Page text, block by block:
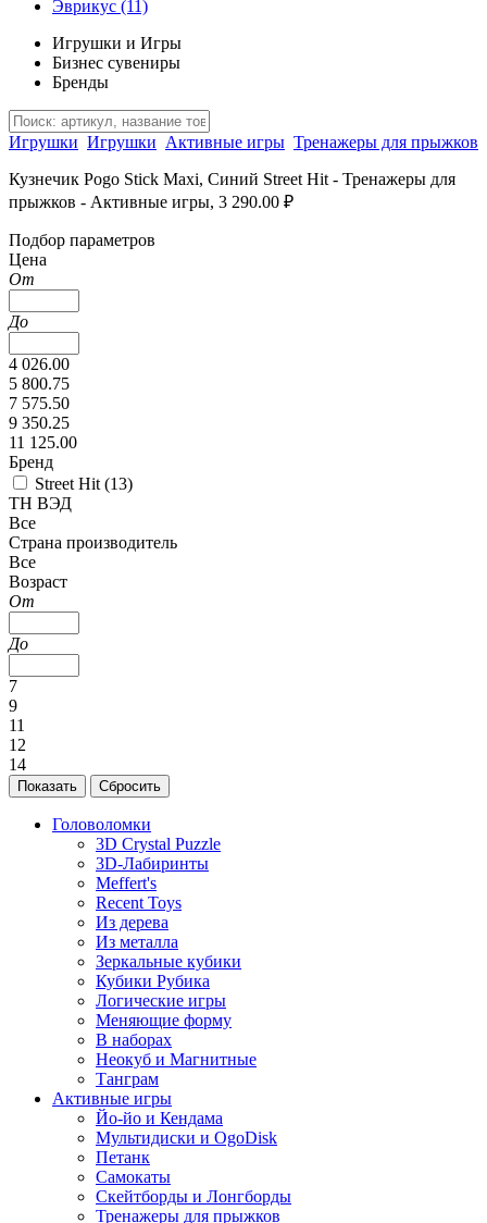
Эврикус (11)
Игрушки и Игры
Бизнес сувениры
Бренды
Игрушки Игрушки Активные игры Тренажеры для прыжков
Кузнечик Pogo Stick Maxi, Синий Street Hit - Тренажеры для
прыжков - Активные игры, 3 290.00 ₽
Подбор параметров
Цена
От
До
4 026.00
5 800.75
7 575.50
9 350.25
11 125.00
Бренд
Street Hit (13)
ТН ВЭД
Все
Страна производитель
Все
Возраст
От
До
7
9
11
12
14
Головоломки
3D Crystal Puzzle
3D-Лабиринты
Meffert's
Recent Toys
Из дерева
Из металла
Зеркальные кубики
Кубики Рубика
Логические игры
Меняющие форму
В наборах
Неокуб и Магнитные
Танграм
Активные игры
Йо-йо и Кендама
Мультидиски и OgoDisk
Петанк
Самокаты
Скейтборды и Лонгборды
Тренажеры для прыжков